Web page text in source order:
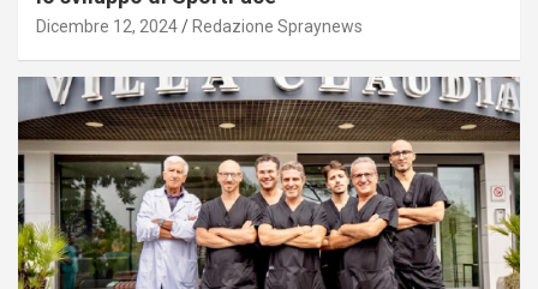
Dicembre 12, 2024 Redazione Spraynews